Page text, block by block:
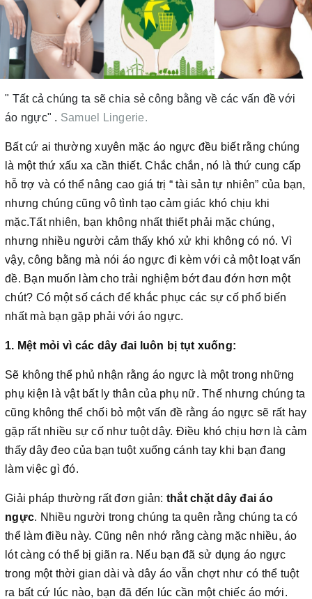
" Tất cả chúng ta sẽ chia sẻ công bằng về các vấn đề với
áo ngực" . Samuel Lingerie.
Bất cứ ai thường xuyên mặc áo ngực đều biết rằng chúng
là một thứ xấu xa cần thiết. Chắc chắn, nó là thứ cung cấp
hỗ trợ và có thể nâng cao giá trị “ tài sản tự nhiên” của bạn,
nhưng chúng cũng vô tình tạo cảm giác khó chịu khi
mặc.Tất nhiên, bạn không nhất thiết phải mặc chúng,
nhưng nhiều người cảm thấy khó xử khi không có nó. Vì
vậy, công bằng mà nói áo ngực đi kèm với cả một loạt vấn
đề. Bạn muốn làm cho trải nghiệm bớt đau đớn hơn một
chút? Có một số cách để khắc phục các sự cố phổ biến
nhất mà bạn gặp phải với áo ngực.
1. Mệt mỏi vì các dây đai luôn bị tụt xuống:
Sẽ không thể phủ nhận rằng áo ngực là một trong những
phụ kiện là vật bất ly thân của phụ nữ. Thế nhưng chúng ta
cũng không thể chối bỏ một vấn đề rằng áo ngực sẽ rất hay
gặp rất nhiều sự cố như tuột dây. Điều khó chịu hơn là cảm
thấy dây đeo của bạn tuột xuống cánh tay khi bạn đang
làm việc gì đó.
Giải pháp thường rất đơn giản: thắt chặt dây đai áo
ngực. Nhiều người trong chúng ta quên rằng chúng ta có
thể làm điều này. Cũng nên nhớ rằng càng mặc nhiều, áo
lót càng có thể bị giãn ra. Nếu bạn đã sử dụng áo ngực
trong một thời gian dài và dây áo vẫn chợt như có thể tuột
ra bất cứ lúc nào, bạn đã đến lúc cần một chiếc áo mới.